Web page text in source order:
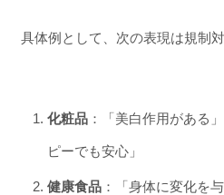
具体例として、次の表現は規制対
化粧品：「美白作用がある
ピーでも安心」
健康食品：「身体に変化を